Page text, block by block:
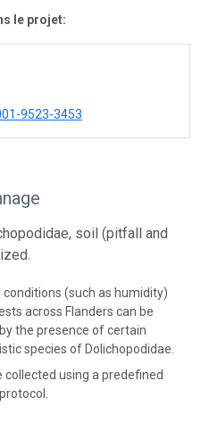
le projet:
9523-3453
soil (pitfall and
conditions (such as humidity)
across Flanders can be
the presence of certain
species of Dolichopodidae.
collected using a predefined